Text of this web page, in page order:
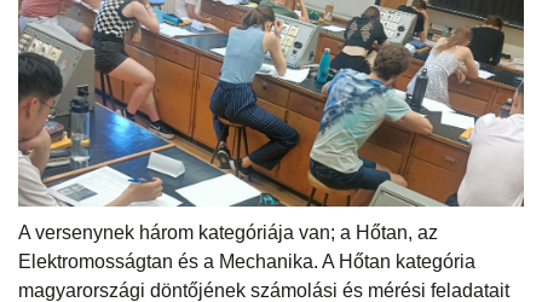
A versenynek három kategóriája van; a Hőtan, az
Elektromosságtan és a Mechanika. A Hőtan kategória
magyarországi döntőjének számolási és mérési feladatait